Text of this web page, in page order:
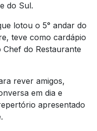
do Sul.
lotou o 5° andar do
teve como cardápio
do Restaurante
rever amigos,
em dia e
apresentado